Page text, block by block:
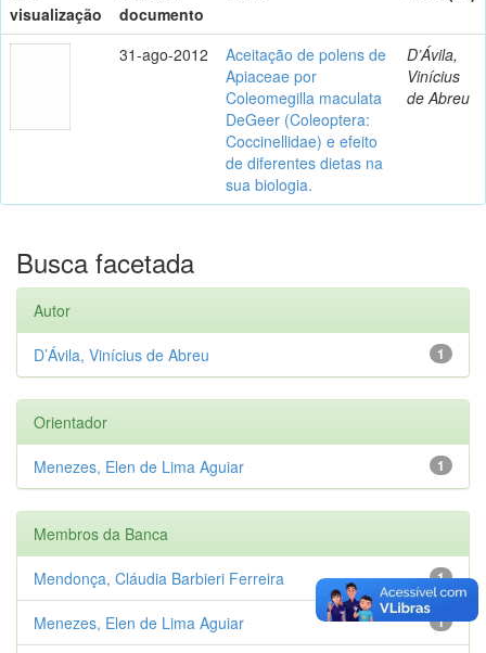
visualização
documento
31-ago-2012
Aceitação de polens de
Apiaceae por
Coleomegilla maculata
DeGeer (Coleoptera:
Coccinellidae) e efeito
de diferentes dietas na
sua biologia.
D’Ávila,
Vinícius
de Abreu
Busca facetada
Autor
1
D’Ávila, Vinícius de Abreu
Orientador
1
Menezes, Elen de Lima Aguiar
Membros da Banca
1
Mendonça, Cláudia Barbieri Ferreira
1
Menezes, Elen de Lima Aguiar